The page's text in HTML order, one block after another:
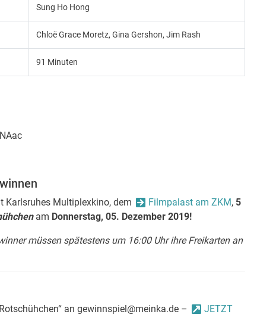
Sung Ho Hong
Chloë Grace Moretz, Gina Gershon, Jim Rash
91 Minuten
Karlsruhes Multiplexkino, dem Filmpalast am ZKM, 5
am Donnerstag, 05. Dezember 2019!
müssen spätestens um 16:00 Uhr ihre Freikarten an
an gewinnspiel@meinka.de –
JETZT
Immer donnerstags beginnt eine neue Kino-
Spielwoche und bringt frische Filmstarts mit sich.
sich meinKA einen ausgewählten Film bereits
Kinobesuch lohnen wird.